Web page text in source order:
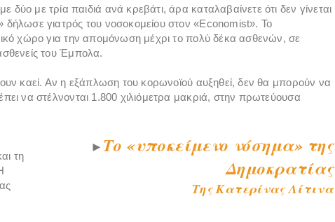
δύο με τρία παιδιά ανά κρεβάτι, άρα καταλαβαίνετε ότι δεν γίνεται
δήλωσε γιατρός του νοσοκομείου στον «Economist». Το
χώρο για την απομόνωση μέχρι το πολύ δέκα ασθενών, σε
του Έμπολα.
καεί. Αν η εξάπλωση του κορωνοϊού αυξηθεί, δεν θα μπορούν να
να στέλνονται 1.800 χιλιόμετρα μακριά, στην πρωτεύουσα
► Το «υποκείμενο νόσημα» της
Δημοκρατίας
Tης Κατερίνας Λίτινα
τη